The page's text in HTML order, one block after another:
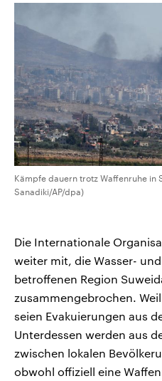
Kämpfe dauern trotz Waffenruhe in
Sanadiki/AP/dpa)
Die Internationale
weiter mit, die Wasser-
betroffenen Region
zusammengebrochen.
seien Evakuierungen aus
Unterdessen werden aus
zwischen lokalen
obwohl offiziell eine